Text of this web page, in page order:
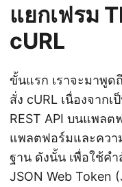
แยกเฟรม
cURL
ขั้นแรก เราจะมาพูด
สั่ง cURL เนื่องจาก
REST API บนแพลต
แพลตฟอร์มและคว
ฐาน ดังนั้น เพื่อใช้ค
JSON Web Token